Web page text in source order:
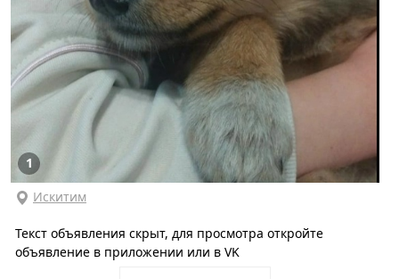
1
Искитим
Текст объявления скрыт, для просмотра откройте
объявление в приложении или в VK